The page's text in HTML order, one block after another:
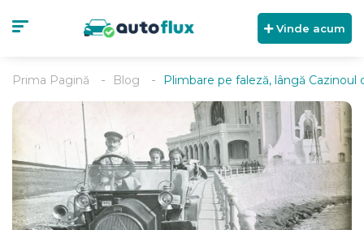
Vinde acum
Prima Pagină Blog Plimbare pe faleză, lângă Cazinoul